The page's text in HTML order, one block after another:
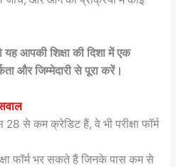
आपकी शिक्षा की दिशा में एक
और जिम्मेदारी से पूरा करें।
28 से कम क्रेडिट हैं, वे भी परीक्षा फॉर्म
फॉर्म भर सकते हैं जिनके पास कम से